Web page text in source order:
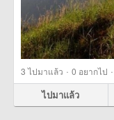
3ไปมาแล้ว · 0 อยากไป ·
ไปมาแล้ว